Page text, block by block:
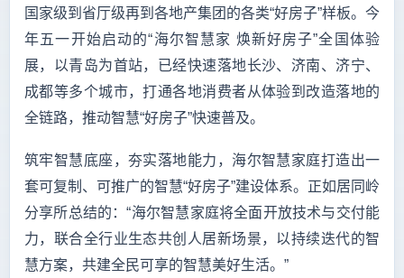
国家级到省厅级再到各地产集团的各类“好房子”样板。今
年五一开始启动的“海尔智慧家 焕新好房子”全国体验
展，以青岛为首站，已经快速落地长沙、济南、济宁、
成都等多个城市，打通各地消费者从体验到改造落地的
全链路，推动智慧“好房子”快速普及。
筑牢智慧底座，夯实落地能力，海尔智慧家庭打造出一
套可复制、可推广的智慧“好房子”建设体系。正如居同岭
分享所总结的：“海尔智慧家庭将全面开放技术与交付能
力，联合全行业生态共创人居新场景，以持续迭代的智
慧方案，共建全民可享的智慧美好生活。”